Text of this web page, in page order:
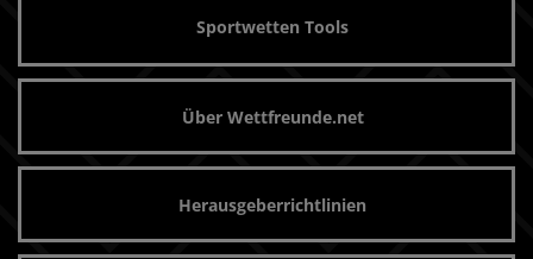
Sportwetten Tools
Über Wettfreunde.net
Herausgeberrichtlinien